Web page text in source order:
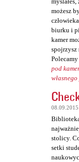
możesz
biurku i
kamer
spojrzysz
pod
08.09.2015
stolicy.
setki